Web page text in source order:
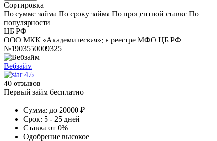
Сортировка
По сумме займа По сроку займа По процентной ставке По
популярности
ЦБ РФ
ООО МКК «Академическая»; в реестре МФО ЦБ РФ
№1903550009325
Вебзайм
4.6
40 отзывов
Первый займ бесплатно
Сумма: до 20000 ₽
Срок: 5 - 25 дней
Ставка от 0%
Одобрение высокое